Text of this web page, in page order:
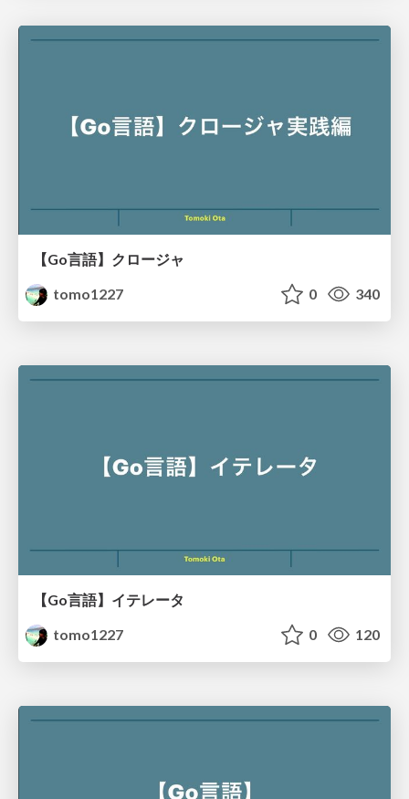
【Go言語】クロージャ
tomo1227
0 340
【Go言語】イテレータ
tomo1227
0 120